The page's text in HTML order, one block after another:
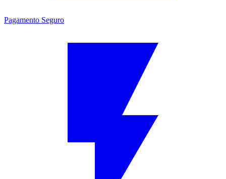
Pagamento Seguro